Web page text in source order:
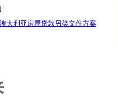
大利亚房屋贷款另类文件方案